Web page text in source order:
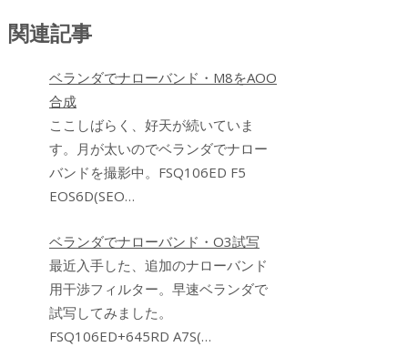
関連記事
ベランダでナローバンド・M8をAOO
合成
ここしばらく、好天が続いていま
す。月が太いのでベランダでナロー
バンドを撮影中。FSQ106ED F5
EOS6D(SEO…
ベランダでナローバンド・O3試写
最近入手した、追加のナローバンド
用干渉フィルター。早速ベランダで
試写してみました。
FSQ106ED+645RD A7S(…